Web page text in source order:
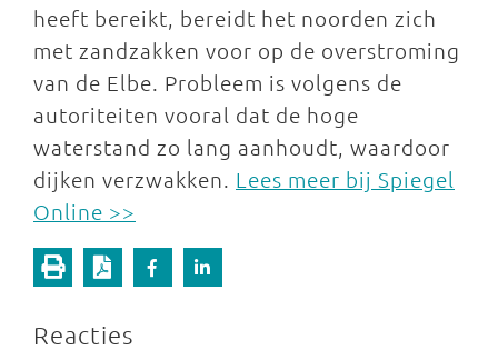
heeft bereikt, bereidt het noorden zich
met zandzakken voor op de overstroming
van de Elbe. Probleem is volgens de
autoriteiten vooral dat de hoge
waterstand zo lang aanhoudt, waardoor
dijken verzwakken. Lees meer bij Spiegel
Online >>
Reacties